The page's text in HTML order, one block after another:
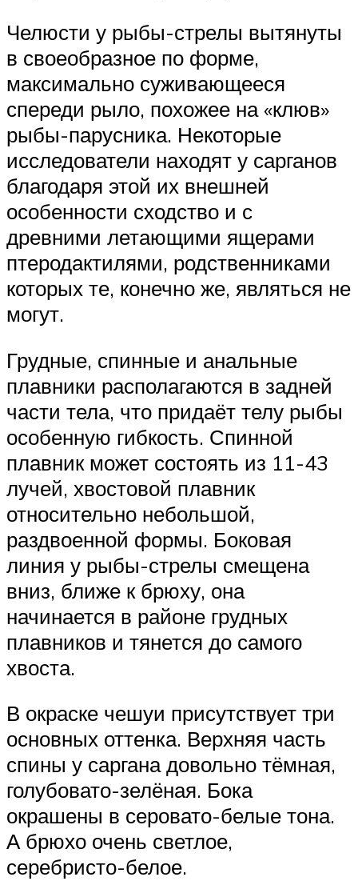
Челюсти у рыбы-стрелы вытянуты
в своеобразное по форме,
максимально суживающееся
спереди рыло, похожее на «клюв»
рыбы-парусника. Некоторые
исследователи находят у сарганов
благодаря этой их внешней
особенности сходство и с
древними летающими ящерами
птеродактилями, родственниками
которых те, конечно же, являться не
могут.
Грудные, спинные и анальные
плавники располагаются в задней
части тела, что придаёт телу рыбы
особенную гибкость. Спинной
плавник может состоять из 11-43
лучей, хвостовой плавник
относительно небольшой,
раздвоенной формы. Боковая
линия у рыбы-стрелы смещена
вниз, ближе к брюху, она
начинается в районе грудных
плавников и тянется до самого
хвоста.
В окраске чешуи присутствует три
основных оттенка. Верхняя часть
спины у саргана довольно тёмная,
голубовато-зелёная. Бока
окрашены в серовато-белые тона.
А брюхо очень светлое,
серебристо-белое.